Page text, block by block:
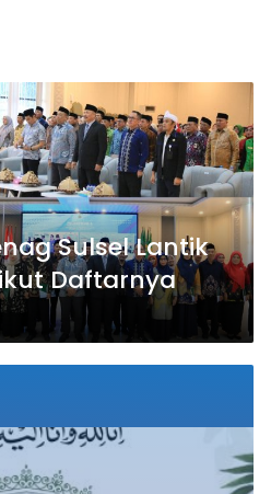
Terima SK, Pegawai PPPK Ini
Haji Kloter 41 Asal
Saat Tawaf
12237